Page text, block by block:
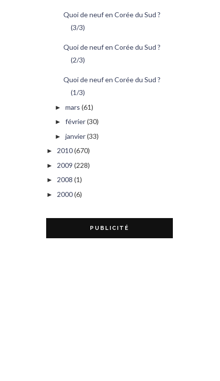
Quoi de neuf en Corée du Sud ?
(3/3)
Quoi de neuf en Corée du Sud ?
(2/3)
Quoi de neuf en Corée du Sud ?
(1/3)
► mars (61)
► février(30)
► janvier(33)
► 2010(670)
► 2009 (228)
► 2008 (1)
► 2000(6)
PUBLICITÉ